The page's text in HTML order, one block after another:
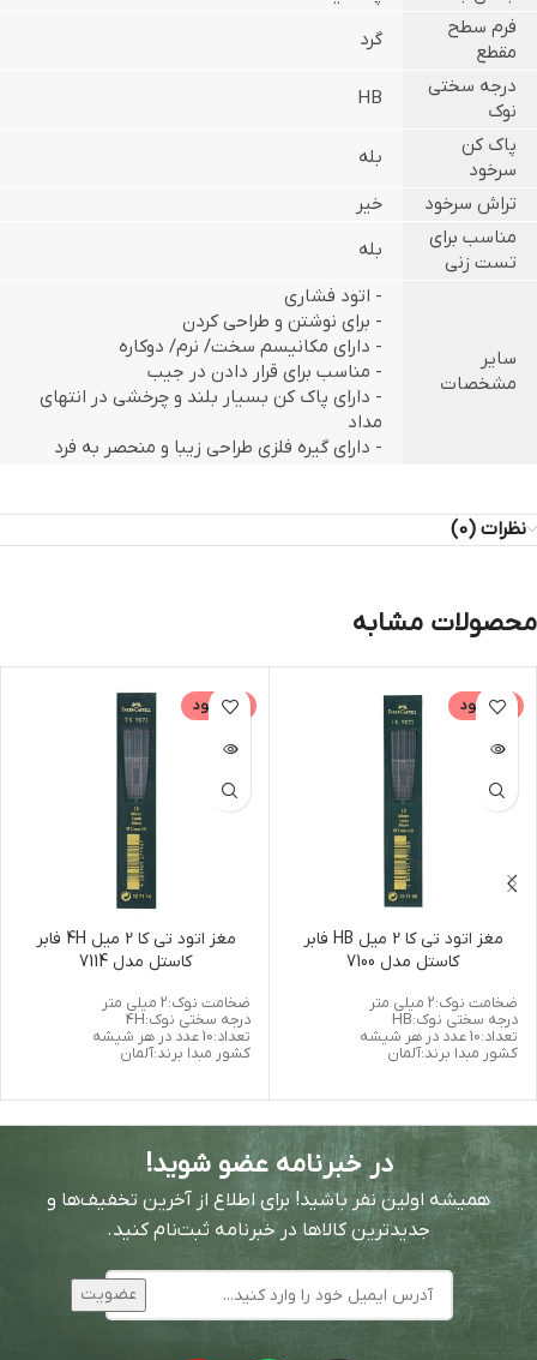
فرم سطح
مقطع
گرد
درجه سختی
نوک
HB
پاک کن
سرخود
بله
تراش سرخود
خیر
مناسب برای
تست زنی
بله
سایر
مشخصات
- اتود فشاری
- برای نوشتن و طراحی کردن
- دارای مکانیسم سخت/ نرم/ دوکاره
- مناسب برای قرار دادن در جیب
- دارای پاک کن بسیار بلند و چرخشی در انتهای
مداد
- دارای گیره فلزی طراحی زیبا و منحصر به فرد
نظرات (0)
محصولات مشابه
ناموجود
مغز اتود تی کا 2 میل HB فابر
کاستل مدل 7100
ضخامت نوک:2 میلی متر
درجه سختی نوک:HB
تعداد:10 عدد در هر شیشه
کشور مبدا برند:آلمان
ناموجود
مغز اتود تی کا 2 میل 4H فابر
کاستل مدل 7114
ضخامت نوک:2 میلی متر
درجه سختی نوک:4H
تعداد:10 عدد در هر شیشه
کشور مبدا برند:آلمان
در خبرنامه عضو شوید!
همیشه اولین نفر باشید! برای اطلاع از آخرین تخفیف‌ها و
جدیدترین کالاها در خبرنامه ثبت‌نام کنید.